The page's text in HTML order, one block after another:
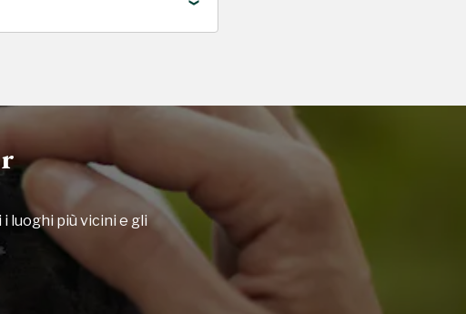
luoghi più vicini e gli